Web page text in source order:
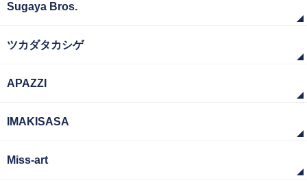
Sugaya Bros.
ツカダタカシゲ
APAZZI
IMAKISASA
Miss-art